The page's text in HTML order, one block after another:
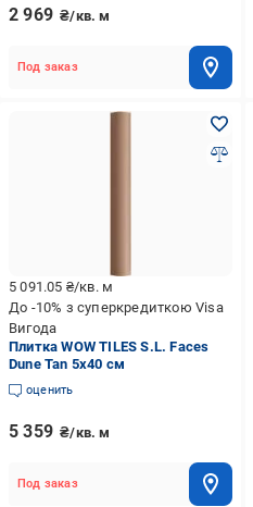
2 969 ₴/кв. м
Под заказ
5 091.05 ₴/кв. м
До -10% з суперкредиткою Visa
Вигода
Плитка WOW TILES S.L. Faces
Dune Tan 5x40 см
оценить
5 359 ₴/кв. м
Под заказ